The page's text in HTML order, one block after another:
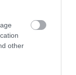
other